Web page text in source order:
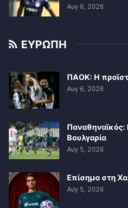
Αυγ 6, 2026
ΕΥΡΩΠΗ
ΠΑΟΚ: Η
Αυγ 6, 2026
Παναθηναϊκός:
Βουλγαρία
Αυγ 5, 2026
Επίσημα στη
Αυγ 5, 2026